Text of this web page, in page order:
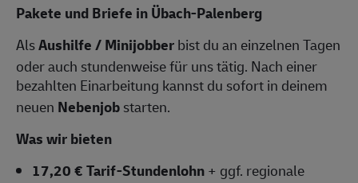
Pakete und Briefe in Übach-Palenberg
AlsAushilfe / Minijobberbist du an einzelnen Tagen
oder auch stundenweise für uns tätig. Nach einer
bezahlten Einarbeitung kannst du sofort in deinem
neuen Nebenjobstarten.
Was wir bieten
17,20 € Tarif-Stundenlohn+ ggf. regionale